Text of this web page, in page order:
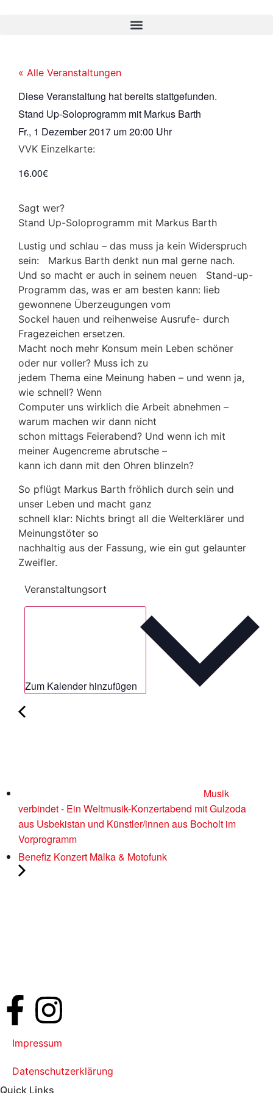
« Alle Veranstaltungen
Diese Veranstaltung hat bereits stattgefunden.
Stand Up-Soloprogramm mit Markus Barth
Fr., 1 Dezember 2017 um20:00 Uhr
VVK Einzelkarte:
16.00€
Sagt wer?
Stand Up-Soloprogramm mit Markus Barth
Lustig und schlau – das muss ja kein Widerspruch
sein: Markus Barth denkt nun mal gerne nach.
Und so macht er auch in seinem neuen Stand-up-
Programm das, was er am besten kann: lieb
gewonnene Überzeugungen vom
Sockel hauen und reihenweise Ausrufe- durch
Fragezeichen ersetzen.
Macht noch mehr Konsum mein Leben schöner
oder nur voller? Muss ich zu
jedem Thema eine Meinung haben – und wenn ja,
wie schnell? Wenn
Computer uns wirklich die Arbeit abnehmen –
warum machen wir dann nicht
schon mittags Feierabend? Und wenn ich mit
meiner Augencreme abrutsche –
kann ich dann mit den Ohren blinzeln?
So pflügt Markus Barth fröhlich durch sein und
unser Leben und macht ganz
schnell klar: Nichts bringt all die Welterklärer und
Meinungstöter so
nachhaltig aus der Fassung, wie ein gut gelaunter
Zweifler.
Veranstaltungsort
Zum Kalender hinzufügen
Musik
verbindet - Ein Weltmusik-Konzertabend mit Gulzoda
aus Usbekistan und Künstler/innen aus Bocholt im
Vorprogramm
Benefiz Konzert Mälka & Motofunk
Impressum
Datenschutzerklärung
Quick Links